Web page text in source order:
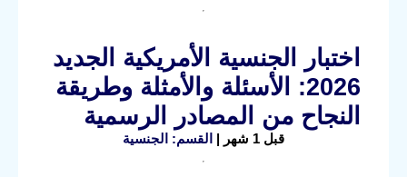
اختبار الجنسية الأمريكية الجديد
2026: الأسئلة والأمثلة وطريقة
النجاح من المصادر الرسمية
قبل 1 شهر | القسم: الجنسية